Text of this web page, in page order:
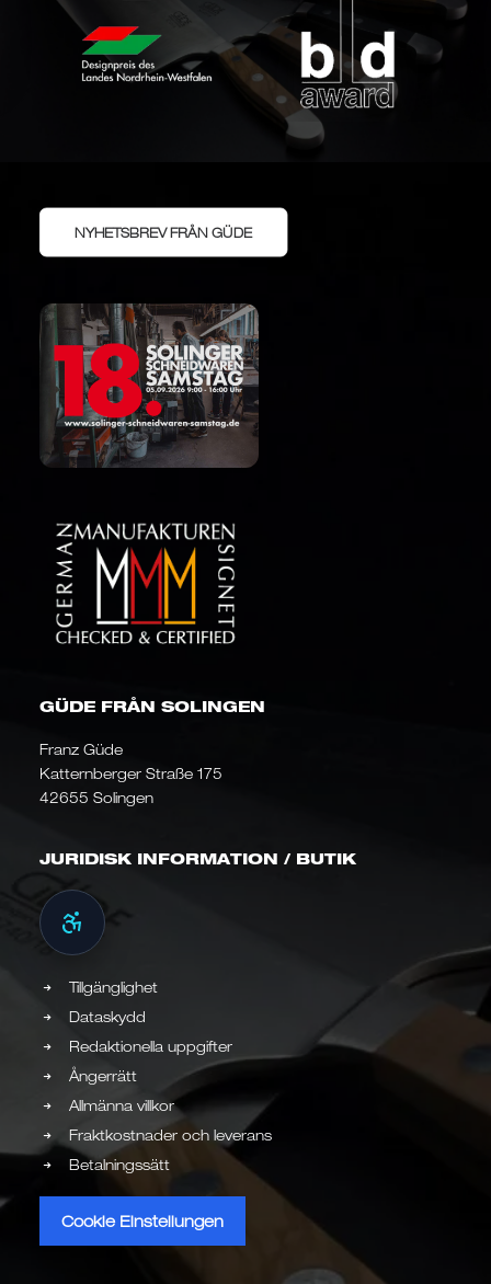
NYHETSBREV FRÅN GÜDE
GÜDE FRÅN SOLINGEN
Franz Güde
Katternberger Straße 175
42655 Solingen
JURIDISK INFORMATION / BUTIK
Tillgänglighet
Dataskydd
Redaktionella uppgifter
Ångerrätt
Allmänna villkor
Fraktkostnader och leverans
Betalningssätt
Cookie Einstellungen